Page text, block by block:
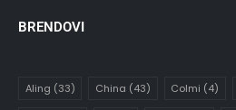
BRENDOVI
Aling (33) China (43) Colmi (4)